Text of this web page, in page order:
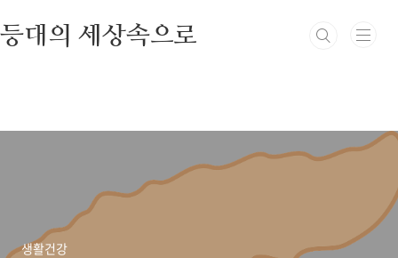
등대의 세상속으로
생활건강